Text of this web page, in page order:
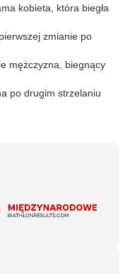
kobieta, która biegła
zmianie po
mężczyzna, biegnący
po drugim strzelaniu